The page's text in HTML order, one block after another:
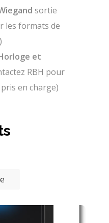
sortie
les formats de
et
RBH pour
en charge)